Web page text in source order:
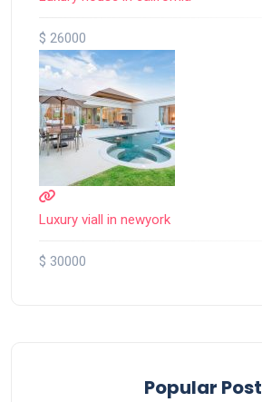
$ 26000
Luxury viall in newyork
$ 30000
Popular Post